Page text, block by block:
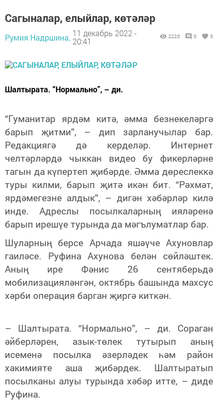
Сагыналар, елыйлар, көтәләр
Румия Надршина, 11 декабрь 2022 -
20:41
2220 0 0
Шалтырата. “Нормально”, – ди.
“Гуманитар ярдәм китә, әмма безнекеләргә
барып җитми”, – дип зарланучылар бар.
Редакциягә дә керделәр. Интернет
челтәрләрдә чыккан видео бу фикерләрне
тагын да күпертеп җибәрде. Әмма дөреслеккә
туры килми, барып җитә икән бит. “Рәхмәт,
ярдәмегезне алдык”, – дигән хәбәрләр килә
инде. Адреслы посылкаларның ияләренә
барып ирешүе турында да мәгълуматлар бар.
Шуларның берсе Арчада яшәүче Ахуновлар
гаиләсе. Руфина Ахунова белән сөйләштек.
Аның ире Фәнис 26 сентяберьдә
мобилизацияләнгән, октябрь башында махсус
хәрби операция барган җиргә киткән.
– Шалтырата. “Нормально”, – ди. Сораган
әйберләрен, азык-төлек тутырып аның
исеменә посылка әзерләдек һәм район
хакимияте аша җибәрдек. Шалтыратып
посылканы алуы турында хәбәр итте, – диде
Руфина.